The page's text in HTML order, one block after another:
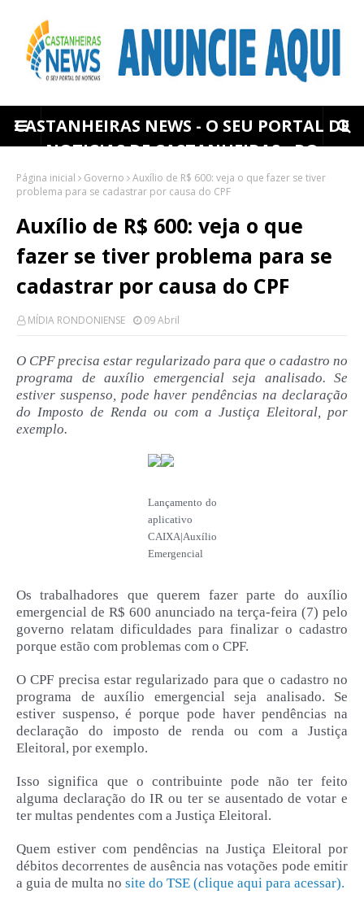
CASTANHEIRAS NEWS - O SEU PORTAL DE
NOTICIAS DE CASTANHEIRAS - RO
Página inicial Governo
Auxílio de R$ 600: veja o que fazer se tiver
problema para se cadastrar por causa do CPF
Auxílio de R$ 600: veja o que
fazer se tiver problema para se
cadastrar por causa do CPF
MÍDIA RONDONIENSE 09 Abril
O CPF precisa estar regularizado para que o cadastro no
programa de auxílio emergencial seja analisado. Se
estiver suspenso, pode haver pendências na declaração
do Imposto de Renda ou com a Justiça Eleitoral, por
exemplo.
Lançamento do
aplicativo
CAIXA|Auxílio
Emergencial
Os trabalhadores que querem fazer parte do auxílio
emergencial de R$ 600 anunciado na terça-feira (7) pelo
governo relatam dificuldades para finalizar o cadastro
porque estão com problemas com o CPF.
O CPF precisa estar regularizado para que o cadastro no
programa de auxílio emergencial seja analisado. Se
estiver suspenso, é porque pode haver pendências na
declaração do imposto de renda ou com a Justiça
Eleitoral, por exemplo.
Isso significa que o contribuinte pode não ter feito
alguma declaração do IR ou ter se ausentado de votar e
ter multas pendentes com a Justiça Eleitoral.
Quem estiver com pendências na Justiça Eleitoral por
débitos decorrentes de ausência nas votações pode emitir
a guia de multa no site do TSE (clique aqui para acessar).